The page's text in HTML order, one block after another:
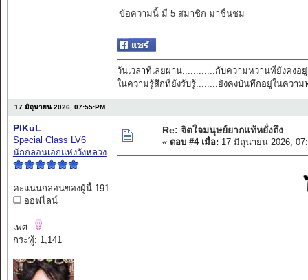
ข้อความนี้ มี 5 สมาชิก มาชื่นชม
วันเวลาที่เลยผ่าน............กับความหวานที่ยังคงอยู่
ในความรู้สึกที่ยังรับรู้........ยังคงบันทึกอยู่ในความ
17 มิถุนายน 2026, 07:55:PM
PIKuL
Special Class LV6
นักกลอนเอกแห่งวังหลวง
คะแนนกลอนของผู้นี้ 191
ออฟไลน์
เพศ:
กระทู้: 1,141
Re: จิตใจมนุษย์ยากแท้หยั่งถึง
« ตอบ #4 เมื่อ: 17 มิถุนายน 2026,